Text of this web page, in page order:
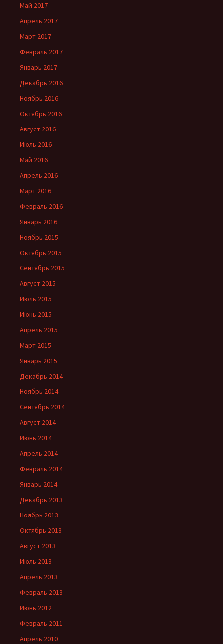
Май 2017
Апрель 2017
Март 2017
Февраль 2017
Январь 2017
Декабрь 2016
Ноябрь 2016
Октябрь 2016
Август 2016
Июль 2016
Май 2016
Апрель 2016
Март 2016
Февраль 2016
Январь 2016
Ноябрь 2015
Октябрь 2015
Сентябрь 2015
Август 2015
Июль 2015
Июнь 2015
Апрель 2015
Март 2015
Январь 2015
Декабрь 2014
Ноябрь 2014
Сентябрь 2014
Август 2014
Июнь 2014
Апрель 2014
Февраль 2014
Январь 2014
Декабрь 2013
Ноябрь 2013
Октябрь 2013
Август 2013
Июль 2013
Апрель 2013
Февраль 2013
Июнь 2012
Февраль 2011
Апрель 2010